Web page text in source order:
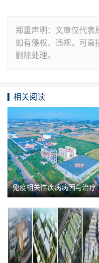
郑重声明：文章仅代表
如有侵权、违规，可直
删除处理。
相关阅读
免疫相关性疾病病因与治疗